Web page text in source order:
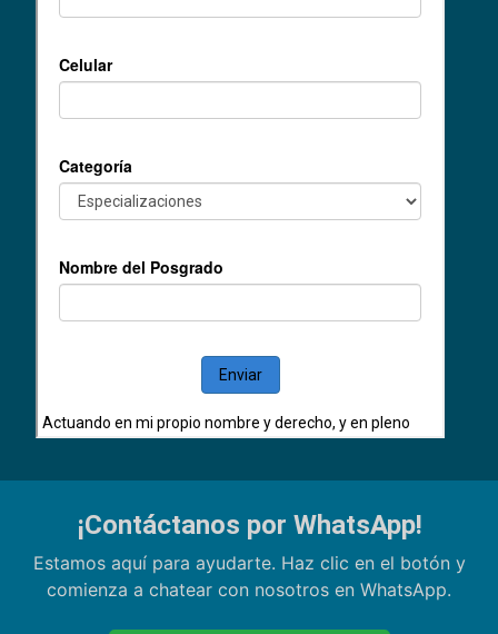
¡Contáctanos por WhatsApp!
Estamos aquí para ayudarte. Haz clic en el botón y
comienza a chatear con nosotros en WhatsApp.